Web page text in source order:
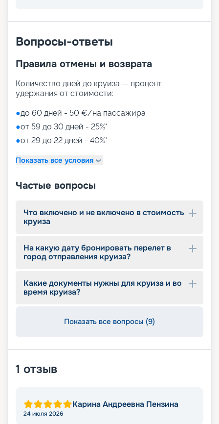
Вопросы-ответы
Правила отмены и возврата
Количество дней до круиза — процент
удержания от стоимости:
●до 60 дней - 50 €/на пассажира
●от 59 до 30 дней - 25%*
●от 29 до 22 дней - 40%*
Показать все условия
Частые вопросы
Что включено и не включено в стоимость
круиза
На какую дату бронировать перелет в
город отправления круиза?
Какие документы нужны для круиза и во
время круиза?
Показать все вопросы (9)
1 отзыв
Карина Андреевна Пензина
24 июля 2026